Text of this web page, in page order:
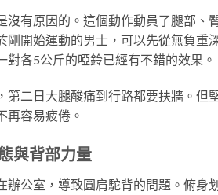
沒有原因的。這個動作動員了腿部、
剛開始運動的男士，可以先從無負重
各5公斤的啞鈴已經有不錯的效果。
第二日大腿酸痛到行路都要扶牆。但
再容易疲倦。
與背部力量
辦公室，導致圓肩駝背的問題。俯身